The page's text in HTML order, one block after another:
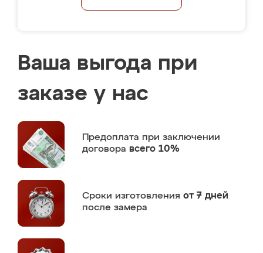
Ваша выгода при
заказе у нас
Предоплата при заключении
договора всего 10%
Сроки изготовления от 7 дней
после замера